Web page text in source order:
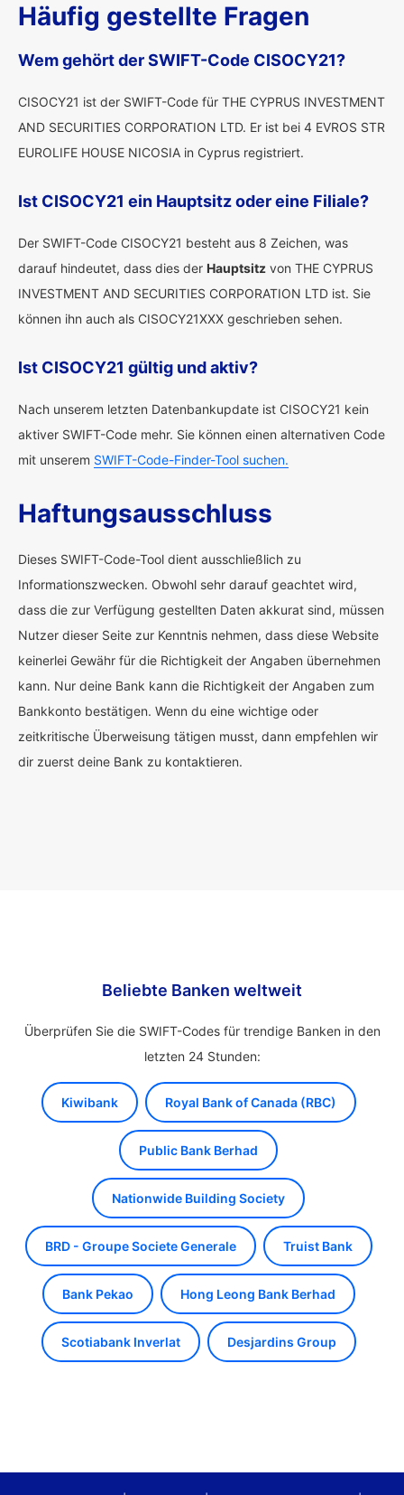
Häufig gestellte Fragen
Wem gehört der SWIFT-Code CISOCY21?
CISOCY21 ist der SWIFT-Code für THE CYPRUS INVESTMENT
AND SECURITIES CORPORATION LTD. Er ist bei 4 EVROS STR
EUROLIFE HOUSE NICOSIA in Cyprus registriert.
Ist CISOCY21 ein Hauptsitz oder eine Filiale?
Der SWIFT-Code CISOCY21 besteht aus 8 Zeichen, was
darauf hindeutet, dass dies der Hauptsitz von THE CYPRUS
INVESTMENT AND SECURITIES CORPORATION LTD ist. Sie
können ihn auch als CISOCY21XXX geschrieben sehen.
Ist CISOCY21 gültig und aktiv?
Nach unserem letzten Datenbankupdate ist CISOCY21 kein
aktiver SWIFT-Code mehr. Sie können einen alternativen Code
mit unserem SWIFT-Code-Finder-Tool suchen.
Haftungsausschluss
Dieses SWIFT-Code-Tool dient ausschließlich zu
Informationszwecken. Obwohl sehr darauf geachtet wird,
dass die zur Verfügung gestellten Daten akkurat sind, müssen
Nutzer dieser Seite zur Kenntnis nehmen, dass diese Website
keinerlei Gewähr für die Richtigkeit der Angaben übernehmen
kann. Nur deine Bank kann die Richtigkeit der Angaben zum
Bankkonto bestätigen. Wenn du eine wichtige oder
zeitkritische Überweisung tätigen musst, dann empfehlen wir
dir zuerst deine Bank zu kontaktieren.
Beliebte Banken weltweit
Überprüfen Sie die SWIFT-Codes für trendige Banken in den
letzten 24 Stunden:
Kiwibank Royal Bank of Canada (RBC)
Public Bank Berhad
Nationwide Building Society
BRD - Groupe Societe Generale Truist Bank
Bank Pekao Hong Leong Bank Berhad
Scotiabank Inverlat Desjardins Group